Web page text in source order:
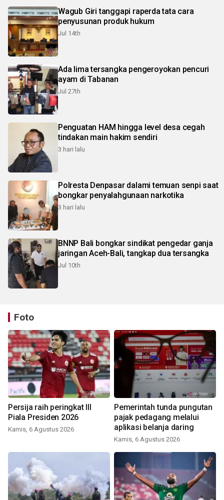
Wagub Giri tanggapi raperda tata cara
penyusunan produk hukum
Jul 14th
Ada lima tersangka pengeroyokan pencuri
ayam di Tabanan
Jul 27th
Penguatan HAM hingga level desa cegah
tindakan main hakim sendiri
3 hari lalu
Polresta Denpasar dalami temuan senpi saat
bongkar penyalahgunaan narkotika
3 hari lalu
BNNP Bali bongkar sindikat pengedar ganja
jaringan Aceh-Bali, tangkap dua tersangka
Jul 10th
Foto
Persija raih peringkat III
Piala Presiden 2026
Kamis, 6 Agustus 2026
Pemerintah tunda pungutan
pajak pedagang melalui
aplikasi belanja daring
Kamis, 6 Agustus 2026